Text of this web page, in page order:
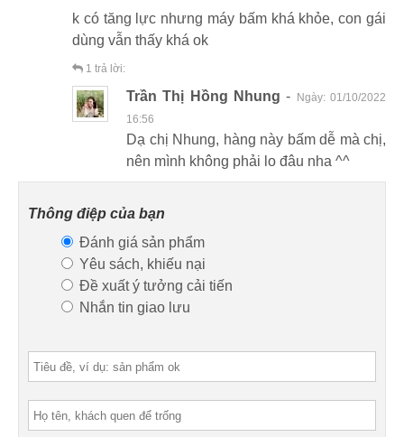
k có tăng lực nhưng máy bấm khá khỏe, con gái
dùng vẫn thấy khá ok
1 trả lời:
Trần Thị Hồng Nhung - Ngày:01/10/2022
16:56
Dạ chị Nhung, hàng này bấm dễ mà chị,
nên mình không phải lo đâu nha ^^
Thông điệp của bạn
Đánh giá sản phẩm
Yêu sách, khiếu nại
Đề xuất ý tưởng cải tiến
Nhắn tin giao lưu